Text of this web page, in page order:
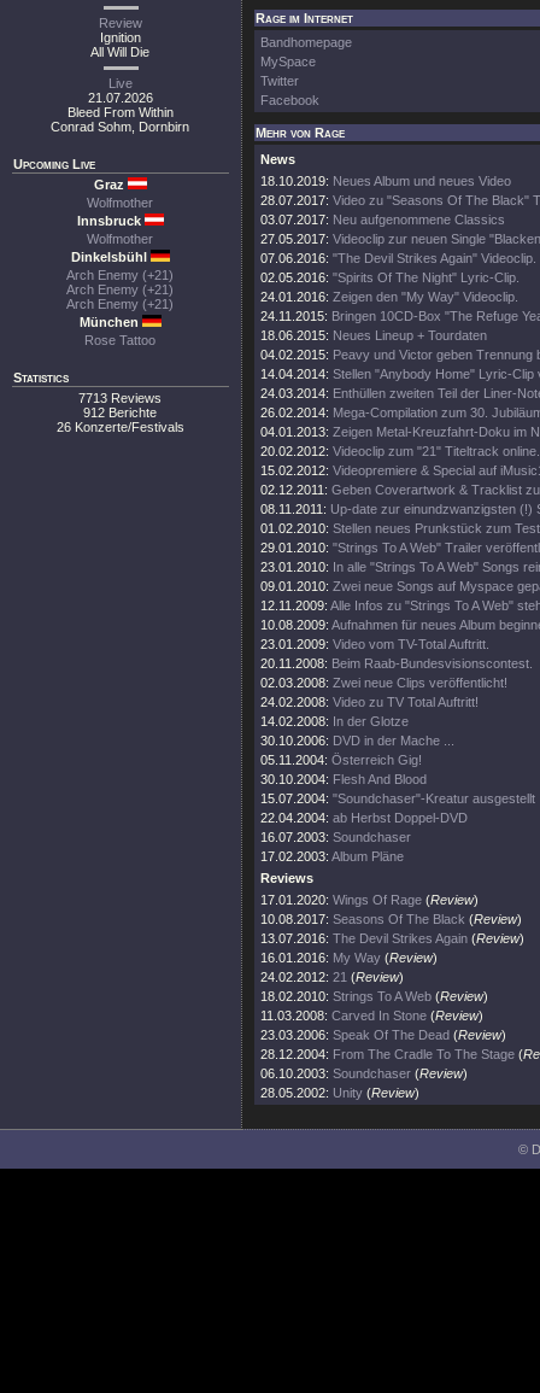
Review
Ignition
All Will Die
Live
21.07.2026
Bleed From Within
Conrad Sohm, Dornbirn
Upcoming Live
Graz
Wolfmother
Innsbruck
Wolfmother
Dinkelsbühl
Arch Enemy (+21)
Arch Enemy (+21)
Arch Enemy (+21)
München
Rose Tattoo
Statistics
7713 Reviews
912 Berichte
26 Konzerte/Festivals
Rage im Internet
Bandhomepage
MySpace
Twitter
Facebook
Mehr von Rage
News
18.10.2019: Neues Album und neues Video
28.07.2017: Video zu "Seasons Of The Black"
03.07.2017: Neu aufgenommene Classics
27.05.2017: Videoclip zur neuen Single
07.06.2016: "The Devil Strikes Again" Videoclip.
02.05.2016: "Spirits Of The Night" Lyric-Clip.
24.01.2016: Zeigen den "My Way" Videoclip.
24.11.2015: Bringen 10CD-Box "The Refuge
18.06.2015: Neues Lineup + Tourdaten
04.02.2015: Peavy und Victor geben Trennung
14.04.2014: Stellen "Anybody Home" Lyric-Clip
24.03.2014: Enthüllen zweiten Teil der Liner-
26.02.2014: Mega-Compilation zum 30.
04.01.2013: Zeigen Metal-Kreuzfahrt-Doku im
20.02.2012: Videoclip zum "21" Titeltrack online.
15.02.2012: Videopremiere & Special auf
02.12.2011: Geben Coverartwork & Tracklist
08.11.2011: Up-date zur einundzwanzigsten (!)
01.02.2010: Stellen neues Prunkstück zum
29.01.2010: "Strings To A Web" Trailer
23.01.2010: In alle "Strings To A Web" Songs
09.01.2010: Zwei neue Songs auf Myspace
12.11.2009: Alle Infos zu "Strings To A Web"
10.08.2009: Aufnahmen für neues Album
23.01.2009: Video vom TV-Total Auftritt.
20.11.2008: Beim Raab-Bundesvisionscontest.
02.03.2008: Zwei neue Clips veröffentlicht!
24.02.2008: Video zu TV Total Auftritt!
14.02.2008: In der Glotze
30.10.2006: DVD in der Mache ...
05.11.2004: Österreich Gig!
30.10.2004: Flesh And Blood
15.07.2004: "Soundchaser"-Kreatur ausgestellt
22.04.2004: ab Herbst Doppel-DVD
16.07.2003: Soundchaser
17.02.2003: Album Pläne
Reviews
17.01.2020: Wings Of Rage (Review)
10.08.2017: Seasons Of The Black (Review)
13.07.2016: The Devil Strikes Again (Review)
16.01.2016: My Way (Review)
24.02.2012: 21 (Review)
18.02.2010: Strings To A Web (Review)
11.03.2008: Carved In Stone (Review)
23.03.2006: Speak Of The Dead (Review)
28.12.2004: From The Cradle To The Stage (
06.10.2003: Soundchaser (Review)
28.05.2002: Unity (Review)
©